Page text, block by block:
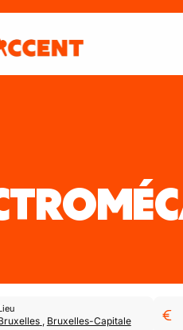
, Bruxelles-Capitale